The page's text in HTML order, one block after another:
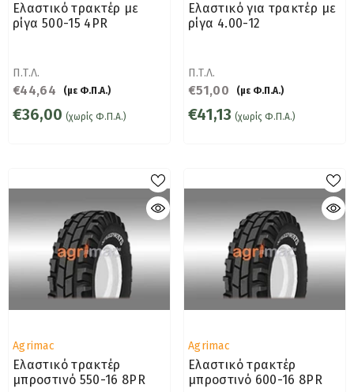
Ελαστικό τρακτέρ με
ρίγα 500-15 4PR
Π.Τ.Λ.
€44,64 (με Φ.Π.Α.)
€36,00 (χωρίς Φ.Π.Α.)
Ελαστικό για τρακτέρ με
ρίγα 4.00-12
Π.Τ.Λ.
€51,00 (με Φ.Π.Α.)
€41,13 (χωρίς Φ.Π.Α.)
Προμηθευτής:
Agrimac
Ελαστικό τρακτέρ
μπροστινό 550-16 8PR
Προμηθευτής:
Agrimac
Ελαστικό τρακτέρ
μπροστινό 600-16 8PR